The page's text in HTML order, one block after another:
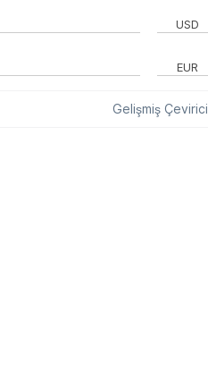
USD
EUR
Gelişmiş Çevirici